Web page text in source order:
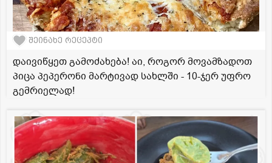
შეინახე რეცეპტი
დაივიწყეთ გამოძახება! აი, როგორ მოვამზადოთ
პიცა პეპერონი მარტივად სახლში - 10-ჯერ უფრო
გემრიელად!